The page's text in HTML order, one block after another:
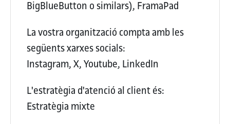
BigBlueButton o similars), FramaPad
La vostra organització compta amb les
següents xarxes socials:
Instagram, X, Youtube, LinkedIn
L'estratègia d'atenció al client és:
Estratègia mixte